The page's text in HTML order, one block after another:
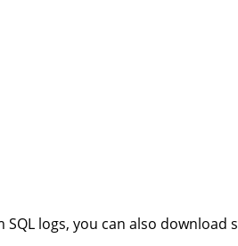
SQL logs, you can also download